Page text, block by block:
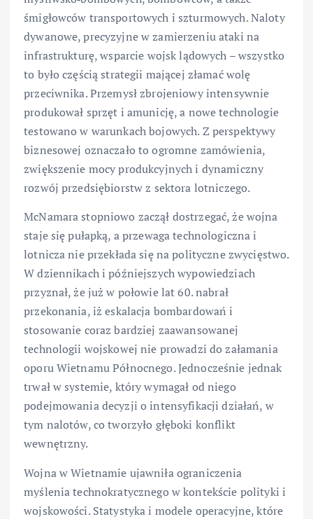
śmigłowców transportowych i szturmowych. Naloty
dywanowe, precyzyjne w zamierzeniu ataki na
infrastrukturę, wsparcie wojsk lądowych – wszystko
to było częścią strategii mającej złamać wolę
przeciwnika. Przemysł zbrojeniowy intensywnie
produkował sprzęt i amunicję, a nowe technologie
testowano w warunkach bojowych. Z perspektywy
biznesowej oznaczało to ogromne zamówienia,
zwiększenie mocy produkcyjnych i dynamiczny
rozwój przedsiębiorstw z sektora lotniczego.
McNamara stopniowo zaczął dostrzegać, że wojna
staje się pułapką, a przewaga technologiczna i
lotnicza nie przekłada się na polityczne zwycięstwo.
W dziennikach i późniejszych wypowiedziach
przyznał, że już w połowie lat 60. nabrał
przekonania, iż eskalacja bombardowań i
stosowanie coraz bardziej zaawansowanej
technologii wojskowej nie prowadzi do załamania
oporu Wietnamu Północnego. Jednocześnie jednak
trwał w systemie, który wymagał od niego
podejmowania decyzji o intensyfikacji działań, w
tym nalotów, co tworzyło głęboki konflikt
wewnętrzny.
Wojna w Wietnamie ujawniła ograniczenia
myślenia technokratycznego w kontekście polityki i
wojskowości. Statystyka i modele operacyjne, które